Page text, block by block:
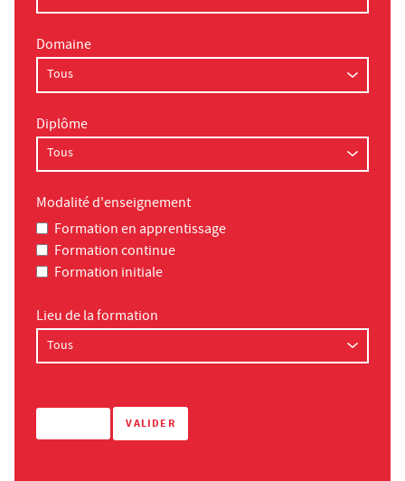
Domaine
Diplôme
Modalité d'enseignement
Formation en apprentissage
Formation continue
Formation initiale
Lieu de la formation